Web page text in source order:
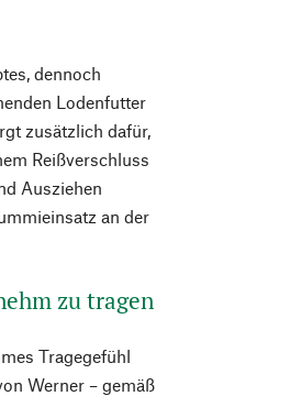
dennoch
Lodenfutter
zusätzlich dafür,
Reißverschluss
Ausziehen
an der
zu tragen
Tragegefühl
Werner – gemäß